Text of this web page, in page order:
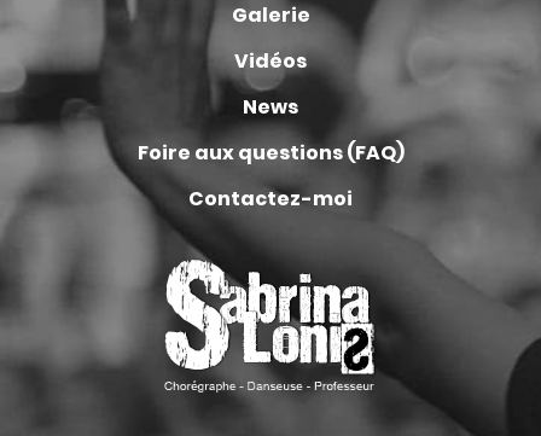
Galerie
Vidéos
News
Foire aux questions (FAQ)
Contactez-moi